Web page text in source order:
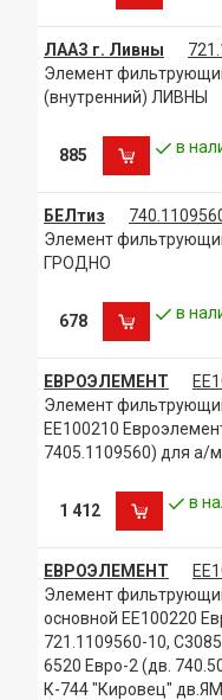
ЛААЗ г. Ливны
Элемент
(внутренний) ЛИВНЫ
885 в
БЕЛтиз
Элемент
ГРОДНО
678 в
ЕВРОЭЛЕМЕНТ
Элемент
ЕЕ100210
7405.1109560) для а/
1 412 в
ЕВРОЭЛЕМЕНТ
Элемент
основной ЕЕ100220
721.1109560-10,
6520 Евро-2 (дв.
К-744 "Кировец"